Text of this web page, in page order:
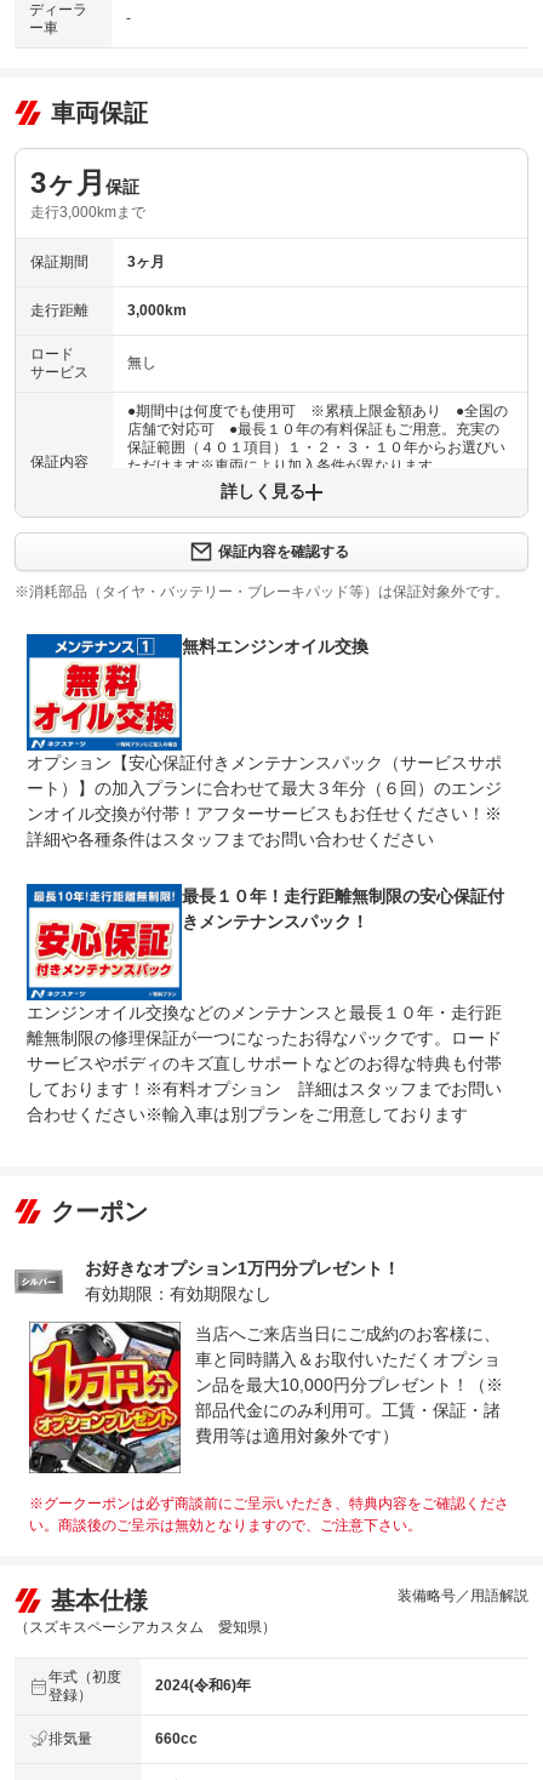
ディーラ
ー車
-
車両保証
3ヶ月 保証
走行3,000kmまで
保証期間 3ヶ月
走行距離 3,000km
ロード
サービス
無し
保証内容
●期間中は何度でも使用可 ※累積上限金額あり ●全国の
店舗で対応可 ●最長１０年の有料保証もご用意。充実の
保証範囲（４０１項目）１・２・３・１０年からお選びい
ただけます※車両により加入条件が異なります
保証項目
３ヶ月・３０００ｋｍ以内ならエンジン、トランスミッシ
ョン、ハイブリッド、ステアリング、ブレーキの各機構に
おける主要項目を無償修理（または交換）いたします。
修理回数 無制限
上限金額
車両本体価格
期間中は何度でも修理可能！修理金額は車両本体価格の１
００％までしっかり保証します。車両本体価格５０万円以
下の場合は５０万円まで保証します。
免責金
無し
保証修理の対象となる場合は、お客様の費用負担は一切ご
ざいません。
保証修理
全国のネクステージで受付可能！ご遠方でネクステージに
は、スタッフまでお気軽にお尋ねください。
法定整備
整備付 法定12ヶ月または法定24ヶ月点検整備付
※車検なし・車検整備付の場合は法定24ヶ月点検整備付
※商用車は6ヶ月または12ヶ月点検整備付
法定整備
について
１．契約後～納車までに法定点検を実施致します。 ２．
支払総額に整備代金を含んでおります。 ３．点検記録簿
が発行されます。
詳しく見る
保証内容を確認する
※消耗部品（タイヤ・バッテリー・ブレーキパッド等）は保証対象外です。
無料エンジンオイル交換
オプション【安心保証付きメンテナンスパック（サービスサポ
ート）】の加入プランに合わせて最大３年分（６回）のエンジ
ンオイル交換が付帯！アフターサービスもお任せください！※
詳細や各種条件はスタッフまでお問い合わせください
最長１０年！走行距離無制限の安心保証付
きメンテナンスパック！
エンジンオイル交換などのメンテナンスと最長１０年・走行距
離無制限の修理保証が一つになったお得なパックです。ロード
サービスやボディのキズ直しサポートなどのお得な特典も付帯
しております！※有料オプション 詳細はスタッフまでお問い
合わせください※輸入車は別プランをご用意しております
クーポン
お好きなオプション1万円分プレゼント！
有効期限：有効期限なし
当店へご来店当日にご成約のお客様に、
車と同時購入＆お取付いただくオプショ
ン品を最大10,000円分プレゼント！（※
部品代金にのみ利用可。工賃・保証・諸
費用等は適用対象外です）
※グークーポンは必ず商談前にご呈示いただき、特典内容をご確認くださ
い。商談後のご呈示は無効となりますので、ご注意下さい。
基本仕様
（スズキスペーシアカスタム 愛知県）
装備略号／用語解説
年式（初度
登録）
2024(令和6)年
排気量 660cc